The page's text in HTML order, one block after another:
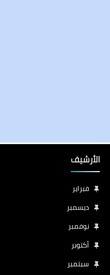
الأرشيف
فبراير
ديسمبر
نوفمبر
أكتوبر
سبتمبر